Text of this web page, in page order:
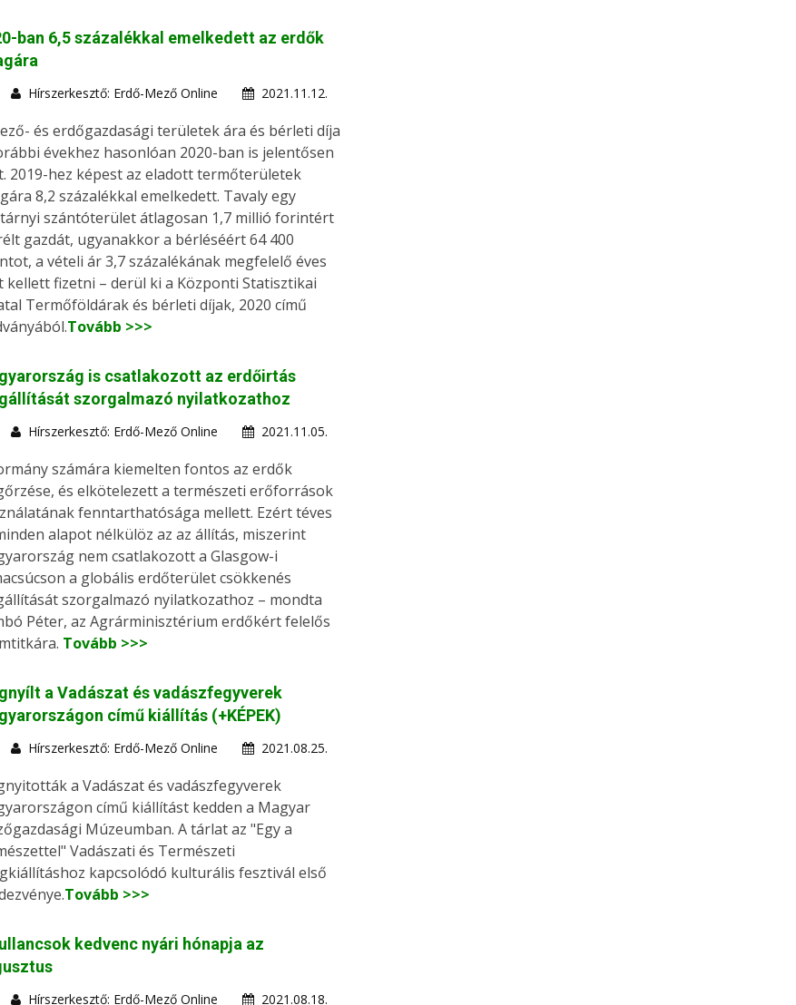
ban 6,5 százalékkal emelkedett az erdők
Hírszerkesztő: Erdő-Mező Online 2021.11.12.
és erdőgazdasági területek ára és bérleti díja
évekhez hasonlóan 2020-ban is jelentősen
2019-hez képest az eladott termőterületek
8,2 százalékkal emelkedett. Tavaly egy
szántóterület átlagosan 1,7 millió forintért
gazdát, ugyanakkor a bérléséért 64 400
a vételi ár 3,7 százalékának megfelelő éves
kellett fizetni – derül ki a Központi Statisztikai
Termőföldárak és bérleti díjak, 2020 című
Tovább >>>
is csatlakozott az erdőirtás
szorgalmazó nyilatkozathoz
Hírszerkesztő: Erdő-Mező Online 2021.11.05.
számára kiemelten fontos az erdők
és elkötelezett a természeti erőforrások
fenntarthatósága mellett. Ezért téves
alapot nélkülöz az az állítás, miszerint
nem csatlakozott a Glasgow-i
a globális erdőterület csökkenés
szorgalmazó nyilatkozathoz – mondta
Péter, az Agrárminisztérium erdőkért felelős
Tovább >>>
a Vadászat és vadászfegyverek
című kiállítás (+KÉPEK)
Hírszerkesztő: Erdő-Mező Online 2021.08.25.
a Vadászat és vadászfegyverek
című kiállítást kedden a Magyar
Múzeumban. A tárlat az "Egy a
Vadászati és Természeti
kapcsolódó kulturális fesztivál első
Tovább >>>
kedvenc nyári hónapja az
Hírszerkesztő: Erdő-Mező Online 2021.08.18.